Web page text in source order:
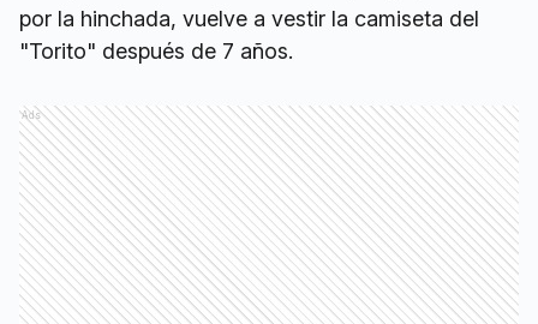
por la hinchada, vuelve a vestir la camiseta del
"Torito" después de 7 años.
Ads